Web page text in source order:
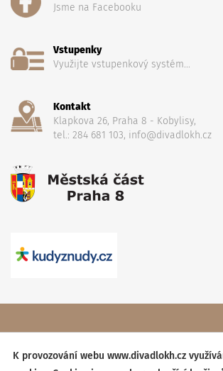
Jsme na Facebooku
Vstupenky
Využijte vstupenkový systém...
Kontakt
Klapkova 26, Praha 8 - Kobylisy,
tel.: 284 681 103, info@divadlokh.cz
vyhrazena,Obchodní
K provozování webu www.divadlokh.cz